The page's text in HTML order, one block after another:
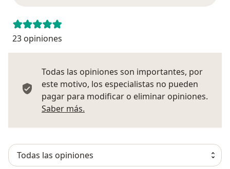
23 opiniones
Todas las opiniones son importantes, por
este motivo, los especialistas no pueden
pagar para modificar o eliminar opiniones.
Saber más.